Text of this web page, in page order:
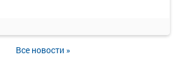
Все новости »